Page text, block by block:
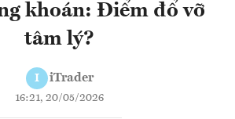
khoán: Điểm đổ vỡ
tâm lý?
I iTrader
16:21, 20/05/2026